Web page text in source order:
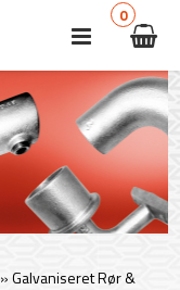
0
»Galvaniseret Rør &